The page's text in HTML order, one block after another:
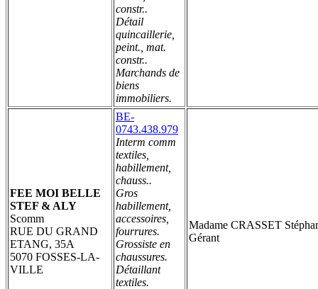
constr..
Détail
quincaillerie,
peint., mat.
constr..
Marchands de
biens
immobiliers.
FEE MOI BELLE
STEF & ALY
Scomm
RUE DU GRAND
ETANG, 35A
5070 FOSSES-LA-
VILLE
BE-
0743.438.979
Interm comm
textiles,
habillement,
chauss..
Gros
habillement,
accessoires,
fourrures.
Grossiste en
chaussures.
Détaillant
textiles.
Madame CRASSET
Gérant